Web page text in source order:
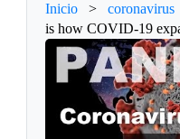
Inicio > coronavirus
is how COVID-19